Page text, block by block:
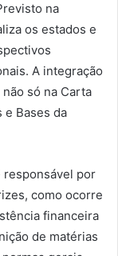
na
os estados e
A integração
só na Carta
e Bases da
responsável por
como ocorre
financeira
de matérias